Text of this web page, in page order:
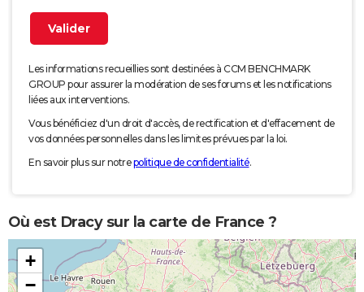
Les informations recueillies sont destinées à CCM BENCHMARK
GROUP pour assurer la modération de ses forums et les notifications
liées aux interventions.
Vous bénéficiez d'un droit d'accès, de rectification et d'effacement de
vos données personnelles dans les limites prévues par la loi.
En savoir plus sur notrepolitique de confidentialité.
Où est Dracy sur la carte de France ?
+
−